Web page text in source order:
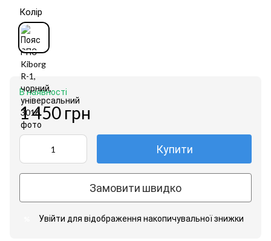
Колір
В наявності
1 450 грн
Купити
Замовити швидко
Увійти для відображення накопичувальної знижки